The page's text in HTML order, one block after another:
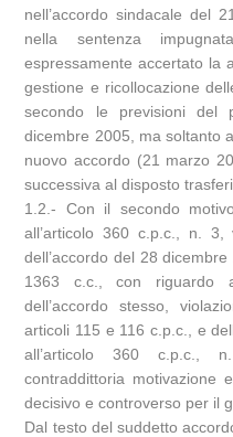
nell’accordo sindacale del
nella sentenza
espressamente accertato la
gestione e ricollocazione
secondo le previsioni del
dicembre 2005, ma soltanto
nuovo accordo (21 marzo
successiva al disposto
1.2.- Con il secondo
all’articolo 360 c.p.c., n. 3,
dell’accordo del 28
1363 c.c., con riguardo
dell’accordo stesso,
articoli 115 e 116 c.p.c., e
all’articolo 360 c.p.c.,
contraddittoria motivazione
decisivo e controverso per il
Dal testo del suddetto